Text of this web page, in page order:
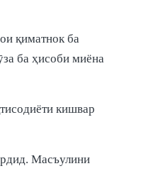
қиматнок ба
ба ҳисоби миёна
кишвар
Масъулини